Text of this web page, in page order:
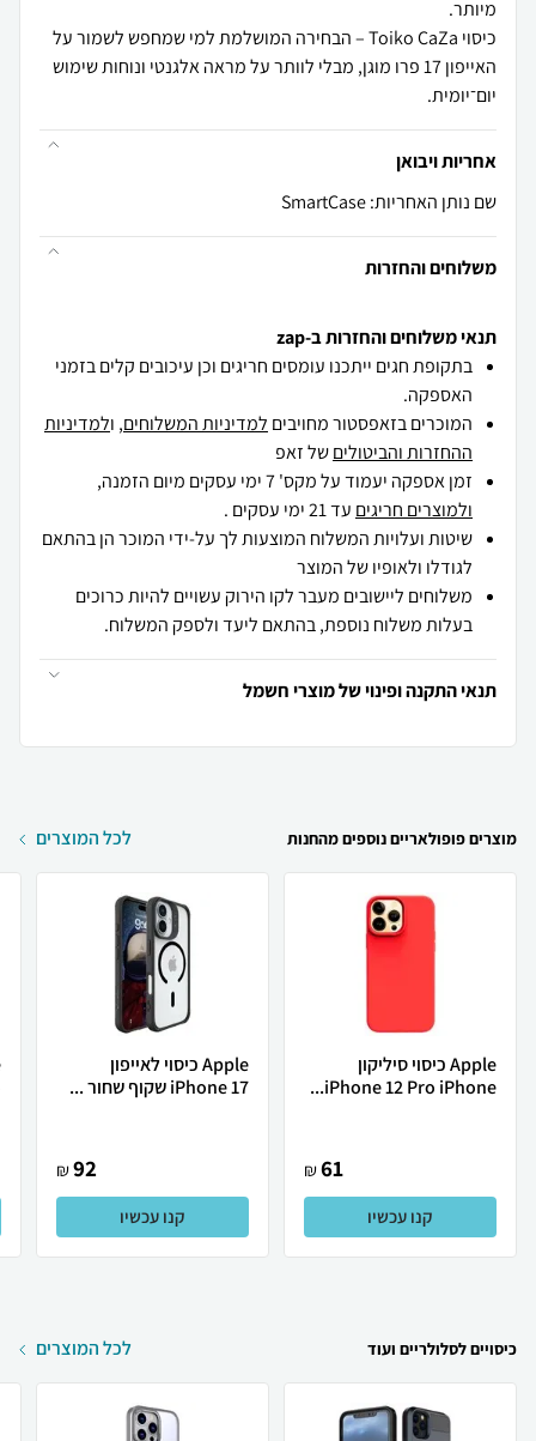
כיסוי Toiko CaZa – הבחירה המושלמת למי שמחפש לשמור על
האייפון 17 פרו מוגן, מבלי לוותר על מראה אלגנטי ונוחות שימוש
יום־יומית.
אחריות ויבואן
שם נותן האחריות: SmartCase
משלוחים והחזרות
תנאי משלוחים והחזרות ב-zap
בתקופת חגים ייתכנו עומסים חריגים וכן עיכובים קלים בזמני
האספקה.
המוכרים בזאפסטור מחויבים למדיניות המשלוחים, ולמדיניות
ההחזרות והביטוליםשל זאפ
זמן אספקה יעמוד על מקס' 7 ימי עסקים מיום הזמנה,
ולמוצרים חריגים עד 21 ימי עסקים .
שיטות ועלויות המשלוח המוצעות לך על-ידי המוכר הן בהתאם
לגודלו ולאופיו של המוצר
משלוחים ליישובים מעבר לקו הירוק עשויים להיות כרוכים
בעלות משלוח נוספת, בהתאם ליעד ולספק המשלוח.
תנאי התקנה ופינוי של מוצרי חשמל
מוצרים פופולאריים נוספים מהחנות לכל המוצרים
Apple כיסוי סיליקון
iPhone 12 Pro iPhone...
61
₪
קנו עכשיו
Apple כיסוי לאייפון
iPhone 17 שקוף שחור ...
92
₪
קנו עכשיו
כיסויים לסלולריים ועוד לכל המוצרים